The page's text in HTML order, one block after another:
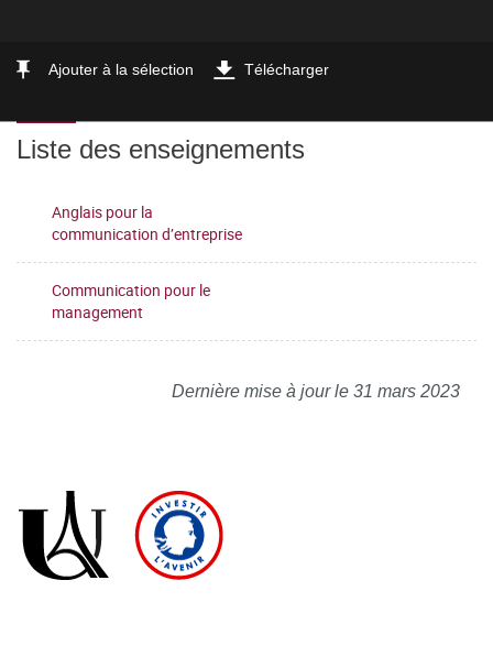
Ajouter à la sélection Télécharger
Liste des enseignements
Anglais pour la
communication d’entreprise
Communication pour le
management
Dernière mise à jour le 31 mars 2023